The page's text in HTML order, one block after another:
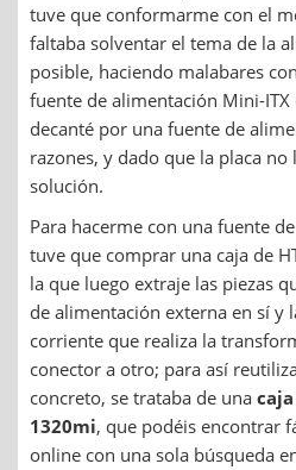
tuve que conformarme con el
faltaba solventar el tema de la
posible, haciendo malabares
fuente de alimentación Mini-
decanté por una fuente de
razones, y dado que la placa
solución.
Para hacerme con una fuente
tuve que comprar una caja de
la que luego extraje las piezas
de alimentación externa en sí y
corriente que realiza la
conector a otro; para así
concreto, se trataba de una
1320mi, que podéis encontrar
online con una sola búsqueda